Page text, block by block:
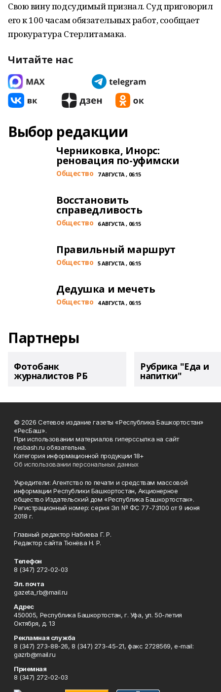
Свою вину подсудимый признал. Суд приговорил
его к 100 часам обязательных работ, сообщает
прокуратура Стерлитамака.
Читайте нас
Выбор редакции
Черниковка, Инорс:
реновация по-уфимски
Общество 7 АВГУСТА , 06:15
Восстановить
справедливость
Общество 6 АВГУСТА , 06:15
Правильный маршрут
Общество 5 АВГУСТА , 06:15
Дедушка и мечеть
Общество 4 АВГУСТА , 06:15
Партнеры
Фотобанк
журналистов РБ
Рубрика "Еда и
напитки"
© 2026 Сетевое издание газеты «Республика Башкортостан»
«РесБаш».
При использовании материалов гиперссылка на сайт
resbash.ru обязательна.
Категория информационной продукции 18+
Об использовании персональных данных
Учредители: Агентство по печати и средствам массовой
информации Республики Башкортостан, Акционерное
общество Издательский дом «Республика Башкортостан».
Регистрационный номер: серия Эл № ФС 77-73100 от 9 июня
2018 г.
Главный редактор Набиева Г. Р.
Редактор сайта Тюнёва Н. Р.
Телефон
8 (347) 272-02-03
Эл. почта
gazeta_rb@mail.ru
Адрес
450005, Республика Башкортостан, г. Уфа, ул. 50-летия
Октября, д. 13
Рекламная служба
8 (347) 273-88-26, 8 (347) 273-45-21, факс 2728569, e-mail:
gazrb@mail.ru
Приемная
8 (347) 272-02-03